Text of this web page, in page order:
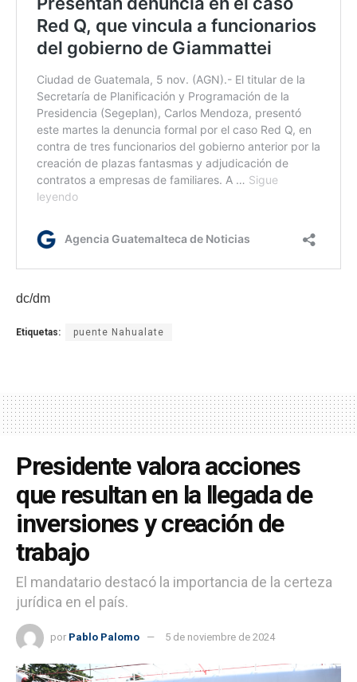
dc/dm
Etiquetas: puente Nahualate
Presidente valora acciones
que resultan en la llegada de
inversiones y creación de
trabajo
El mandatario destacó la importancia de la certeza
jurídica en el país.
por Pablo Palomo 5 de noviembre de 2024